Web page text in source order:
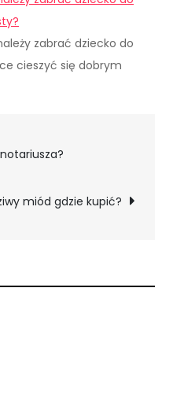
zabrać dziecko do
cieszyć się dobrym
miód gdzie kupić?